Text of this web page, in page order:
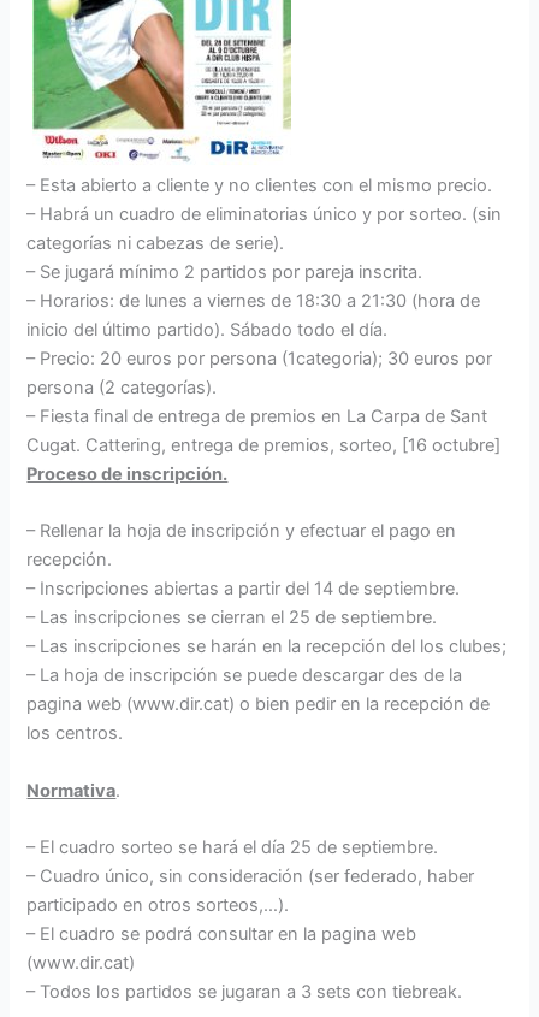
– Esta abierto a cliente y no clientes con el mismo precio.
– Habrá un cuadro de eliminatorias único y por sorteo. (sin
categorías ni cabezas de serie).
– Se jugará mínimo 2 partidos por pareja inscrita.
– Horarios: de lunes a viernes de 18:30 a 21:30 (hora de
inicio del último partido). Sábado todo el día.
– Precio: 20 euros por persona (1categoria); 30 euros por
persona (2 categorías).
– Fiesta final de entrega de premios en La Carpa de Sant
Cugat. Cattering, entrega de premios, sorteo, [16 octubre]
Proceso de inscripción.
– Rellenar la hoja de inscripción y efectuar el pago en
recepción.
– Inscripciones abiertas a partir del 14 de septiembre.
– Las inscripciones se cierran el 25 de septiembre.
– Las inscripciones se harán en la recepción del los clubes;
– La hoja de inscripción se puede descargar des de la
pagina web (www.dir.cat) o bien pedir en la recepción de
los centros.
Normativa.
– El cuadro sorteo se hará el día 25 de septiembre.
– Cuadro único, sin consideración (ser federado, haber
participado en otros sorteos,…).
– El cuadro se podrá consultar en la pagina web
(www.dir.cat)
– Todos los partidos se jugaran a 3 sets con tiebreak.